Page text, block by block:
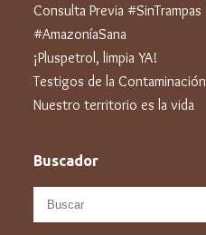
Consulta Previa #SinTrampas
#AmazoníaSana
¡Pluspetrol, limpia YA!
Testigos de la Contaminación
Nuestro territorio es la vida
Buscador